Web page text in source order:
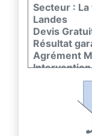
Secteur :
Landes
Devis
Résultat
Agrément